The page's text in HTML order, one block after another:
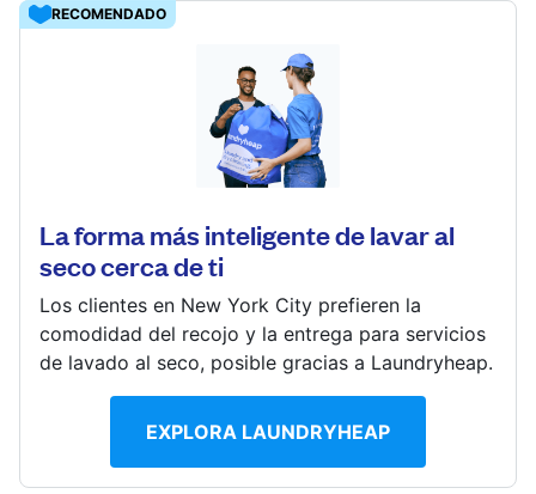
Iniciar sesión
Síguenos en
United States ES
345 S State St, Westerville, OH 43081, United States
Mostrar número
Ir al sitio web
RECOMENDADO
La forma más inteligente de lavar al
seco cerca de ti
Los clientes en New York City prefieren la
comodidad del recojo y la entrega para servicios
de lavado al seco, posible gracias a Laundryheap.
EXPLORA LAUNDRYHEAP